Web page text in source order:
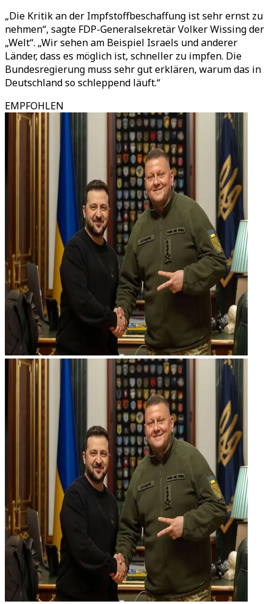
„Die Kritik an der Impfstoffbeschaffung ist sehr ernst zu
nehmen“, sagte FDP-Generalsekretär Volker Wissing der
„Welt“. „Wir sehen am Beispiel Israels und anderer
Länder, dass es möglich ist, schneller zu impfen. Die
Bundesregierung muss sehr gut erklären, warum das in
Deutschland so schleppend läuft.“
EMPFOHLEN